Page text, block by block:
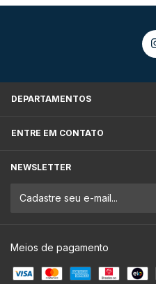
DEPARTAMENTOS
ENTRE EM CONTATO
NEWSLETTER
Meios de pagamento